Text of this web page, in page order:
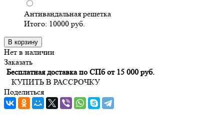
Антивандальная решетка
Итого: 10000 руб.
В корзину
Нет в наличии
Заказать
Бесплатная доставка по СПб от 15 000 руб.
КУПИТЬ В РАССРОЧКУ
Поделиться